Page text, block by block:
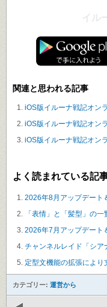
関連と思われる記事
iOS版イルーナ戦記オン
iOS版イルーナ戦記オン
iOS版イルーナ戦記オン
よく読まれている記
2026年8月アップデート
「表情」と「髪型」の
2026年7月アップデート
チャンネルレイド「シア
定型文機能の拡張によ
カテゴリー: 運営から